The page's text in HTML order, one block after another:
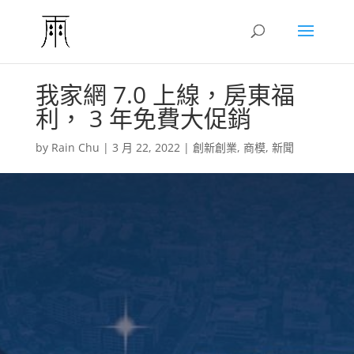
我家網 7.0 上線，房東福
利， 3 年免費大促銷
by Rain Chu | 3 月 22, 2022| 創新創業, 商模, 新聞